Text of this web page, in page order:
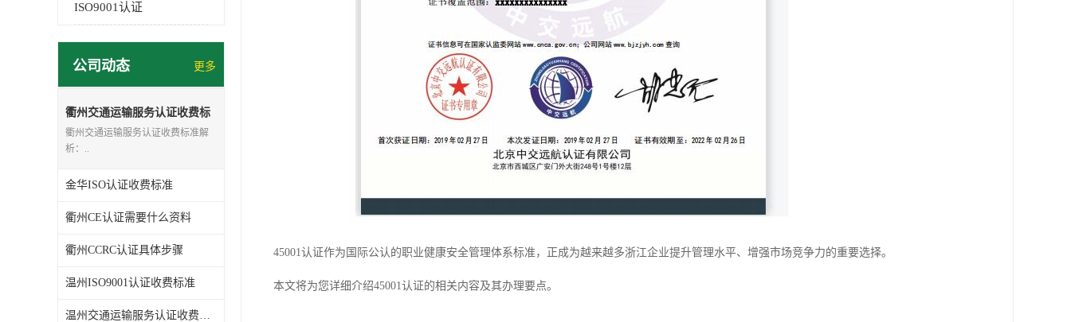
ISO9001认证
公司动态 更多
衢州交通运输服务认证收费标
准
衢州交通运输服务认证收费标准解
析：..
金华ISO认证收费标准
衢州CE认证需要什么资料
衢州CCRC认证具体步骤
温州ISO9001认证收费标准
温州交通运输服务认证收费标准
45001认证作为国际公认的职业健康安全管理体系标准，正成为越来越多浙江企业提升管理水平、增强市场竞争力的重要选择。
本文将为您详细介绍45001认证的相关内容及其办理要点。